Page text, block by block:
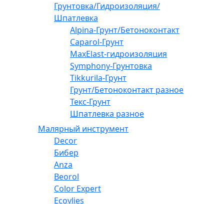
Грунтовка/Гидроизоляция/
Шпатлевка
Alpina-Грунт/Бетоноконтакт
Caparol-Грунт
MaxElast-гидроизоляция
Symphony-Грунтовка
Tikkurila-Грунт
Грунт/Бетоноконтакт разное
Текс-Грунт
Шпатлевка разное
Малярный инструмент
Decor
Бибер
Anza
Beorol
Color Expert
Ecovlies